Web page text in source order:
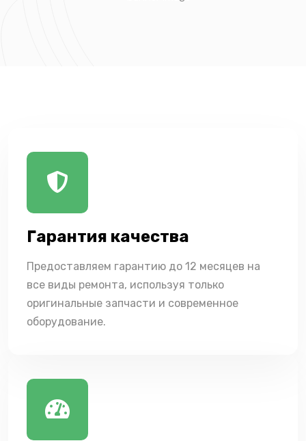
Гарантия качества
Предоставляем гарантию до 12 месяцев на
все виды ремонта, используя только
оригинальные запчасти и современное
оборудование.